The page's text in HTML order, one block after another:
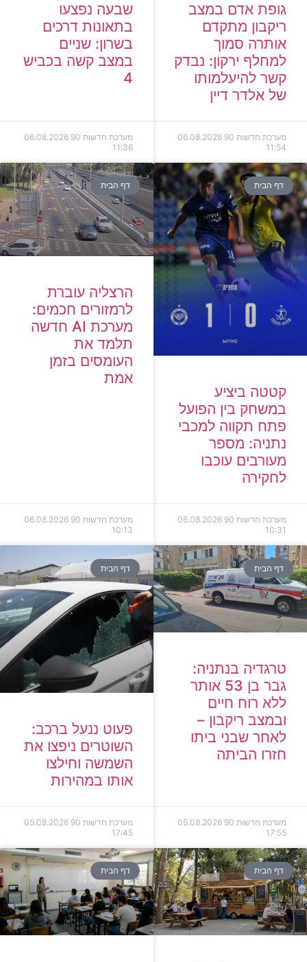
גופת אדם במצב
ריקבון מתקדם
אותרה סמוך
למחלף ירקון: נבדק
קשר להיעלמותו
של אלדר דיין
מערכת חדשות 90
06.08.2026
11:54
שבעה נפצעו
בתאונות דרכים
בשרון: שניים
במצב קשה בכביש
4
מערכת חדשות 90
06.08.2026
11:36
דף הבית
קטטה ביציע
במשחק בין הפועל
פתח תקווה למכבי
נתניה: מספר
מעורבים עוכבו
לחקירה
מערכת חדשות 90
06.08.2026
10:31
דף הבית
הרצליה עוברת
לרמזורים חכמים:
מערכת AI חדשה
תלמד את
העומסים בזמן
אמת
מערכת חדשות 90
06.08.2026
10:13
דף הבית
טרגדיה בנתניה:
גבר בן 53 אותר
ללא רוח חיים
ובמצב ריקבון –
לאחר שבני ביתו
חזרו הביתה
מערכת חדשות 90
05.08.2026
17:55
דף הבית
פעוט ננעל ברכב:
השוטרים ניפצו את
השמשה וחילצו
אותו במהירות
מערכת חדשות 90
05.08.2026
17:45
דף הבית דף הבית